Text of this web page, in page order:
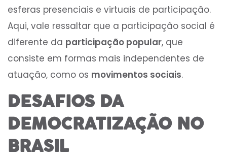
esferas presenciais e virtuais de participação.
Aqui, vale ressaltar que a participação social é
diferente da participação popular, que
consiste em formas mais independentes de
atuação, como os movimentos sociais.
DESAFIOS DA
DEMOCRATIZAÇÃO NO
BRASIL